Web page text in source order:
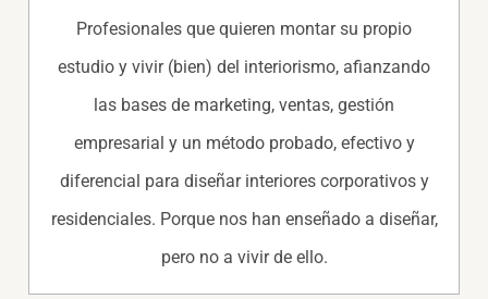
Profesionales que quieren montar su propio
estudio y vivir (bien) del interiorismo, afianzando
las bases de marketing, ventas, gestión
empresarial y un método probado, efectivo y
diferencial para diseñar interiores corporativos y
residenciales. Porque nos han enseñado a diseñar,
pero no a vivir de ello.